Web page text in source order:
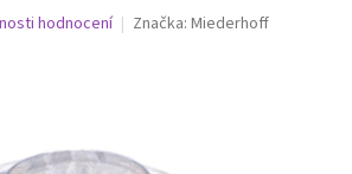
hodnocení Značka: Miederhoff